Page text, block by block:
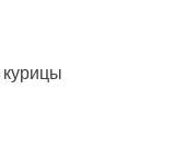
курицы